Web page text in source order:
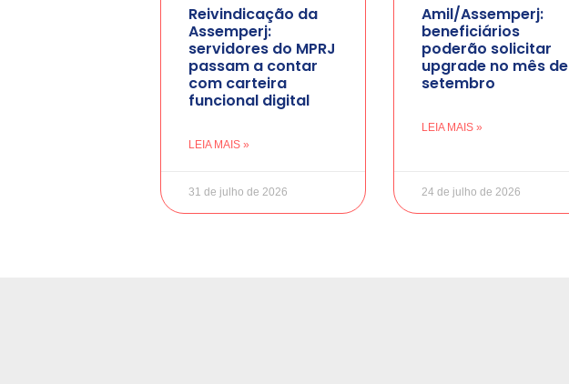
Reivindicação da
Assemperj:
servidores do MPRJ
passam a contar
com carteira
funcional digital
LEIA MAIS »
31 de julho de 2026
Amil/Assemperj:
beneficiários
poderão solicitar
upgrade no mês de
setembro
LEIA MAIS »
24 de julho de 2026